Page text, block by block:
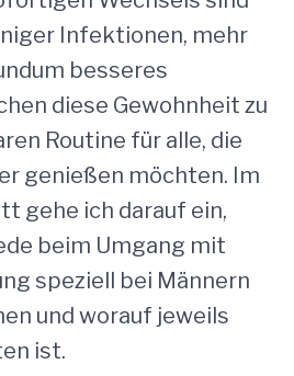
Infektionen, mehr
besseres
diese Gewohnheit zu
Routine für alle, die
genießen möchten. Im
gehe ich darauf ein,
beim Umgang mit
speziell bei Männern
und worauf jeweils
ist.